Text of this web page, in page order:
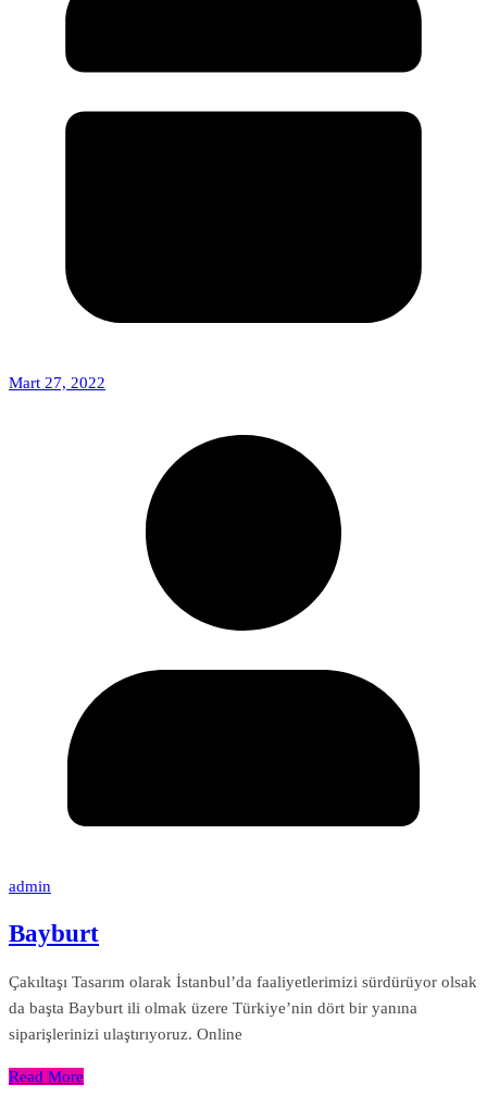
Mart 27, 2022
admin
Bayburt
Çakıltaşı Tasarım olarak İstanbul’da faaliyetlerimizi sürdürüyor olsak
da başta Bayburt ili olmak üzere Türkiye’nin dört bir yanına
siparişlerinizi ulaştırıyoruz. Online
Read More